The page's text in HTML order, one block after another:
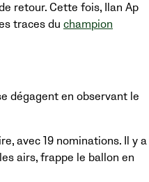
retour. Cette fois, Ilan Ap
traces du champion
dégagent en observant le
avec 19 nominations. Il y a
airs, frappe le ballon en